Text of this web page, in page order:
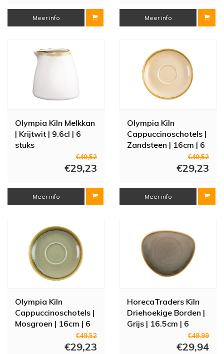
Meer info Meer info
Olympia Kiln Melkkan
| Krijtwit | 9.6cl | 6
stuks
€49,52
€29,23
Meer info
Olympia Kiln
Cappuccinoschotels |
Zandsteen | 16cm | 6
€49,52
€29,23
Meer info
Olympia Kiln
Cappuccinoschotels |
Mosgroen | 16cm | 6
€49,52
€29,23
HorecaTraders Kiln
Driehoekige Borden |
Grijs | 16.5cm | 6
€49,99
€29,94